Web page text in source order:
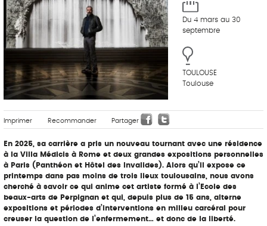
Du 4 mars au 30
septembre
TOULOUSE
Toulouse
Imprimer Recommander Partager
En 2025, sa carrière a pris un nouveau tournant avec une résidence
à la Villa Médicis à Rome et deux grandes expositions personnelles
à Paris (Panthéon et Hôtel des Invalides). Alors qu’il expose ce
printemps dans pas moins de trois lieux toulousains, nous avons
cherché à savoir ce qui anime cet artiste formé à l’Ecole des
beaux-arts de Perpignan et qui, depuis plus de 15 ans, alterne
expositions et périodes d’interventions en milieu carcéral pour
creuser la question de l’enfermement… et donc de la liberté.